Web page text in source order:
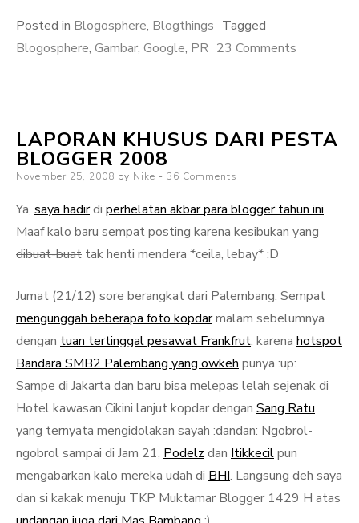
Posted in Blogosphere, Blogthings Tagged
Blogosphere, Gambar, Google, PR 23 Comments
Google
LAPORAN KHUSUS DARI PESTA
BLOGGER 2008
Posted
November 25, 2008 by Nike 36 Comments
Ya, saya hadirdi perhelatan akbar para blogger tahun ini.
Maaf kalo baru sempat posting karena kesibukan yang
dibuat-buat tak henti mendera *ceila, lebay* :D
Jumat (21/12) sore berangkat dari Palembang. Sempat
mengunggah beberapa foto kopdarmalam sebelumnya
dengan tuan tertinggal pesawat Frankfrut, karena hotspot
Bandara SMB2 Palembang yang owkeh punya :up:
Sampe di Jakarta dan baru bisa melepas lelah sejenak di
Hotel kawasan Cikini lanjut kopdar dengan Sang Ratu
yang ternyata mengidolakan sayah :dandan: Ngobrol-
ngobrol sampai di Jam 21, Podelz dan Itikkecilpun
mengabarkan kalo mereka udah di BHI. Langsung deh saya
dan si kakak menuju TKP Muktamar Blogger 1429 H atas